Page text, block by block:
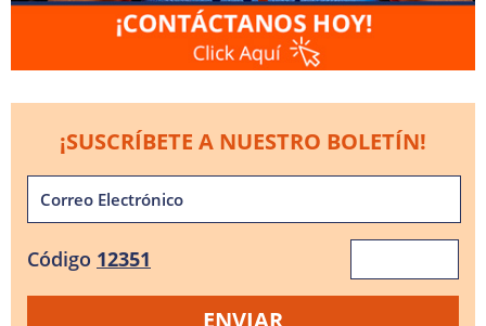
¡SUSCRÍBETE A NUESTRO BOLETÍN!
Código 12351